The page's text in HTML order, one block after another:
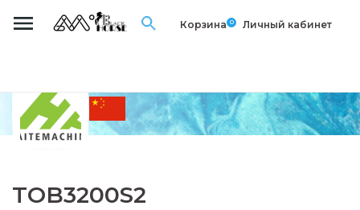
Корзина 0 Личный кабинет
TOB3200S2